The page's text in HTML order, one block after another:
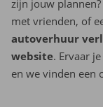
zijn jouw
met vrienden, of
autoverhuur
website. Ervaar
en we vinden een